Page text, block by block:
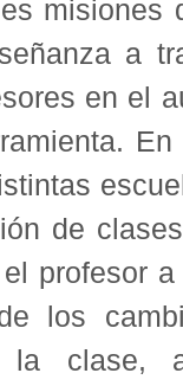
misiones
a
en el
de
profesor
los
la clase,